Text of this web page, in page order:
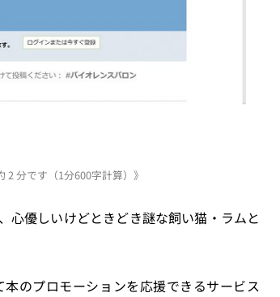
2 分です（1分600字計算）》
優しいけどときどき謎な飼い猫・ラムと
のプロモーションを応援できるサービス